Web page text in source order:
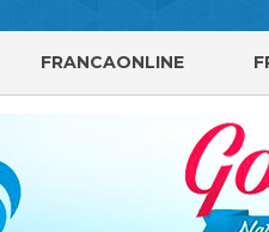
FRANCAONLINE